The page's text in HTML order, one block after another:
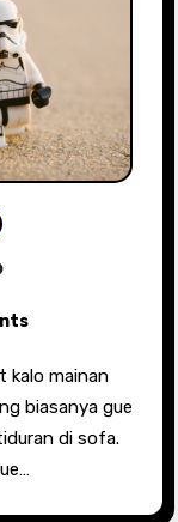
biasanya gue
di sofa.